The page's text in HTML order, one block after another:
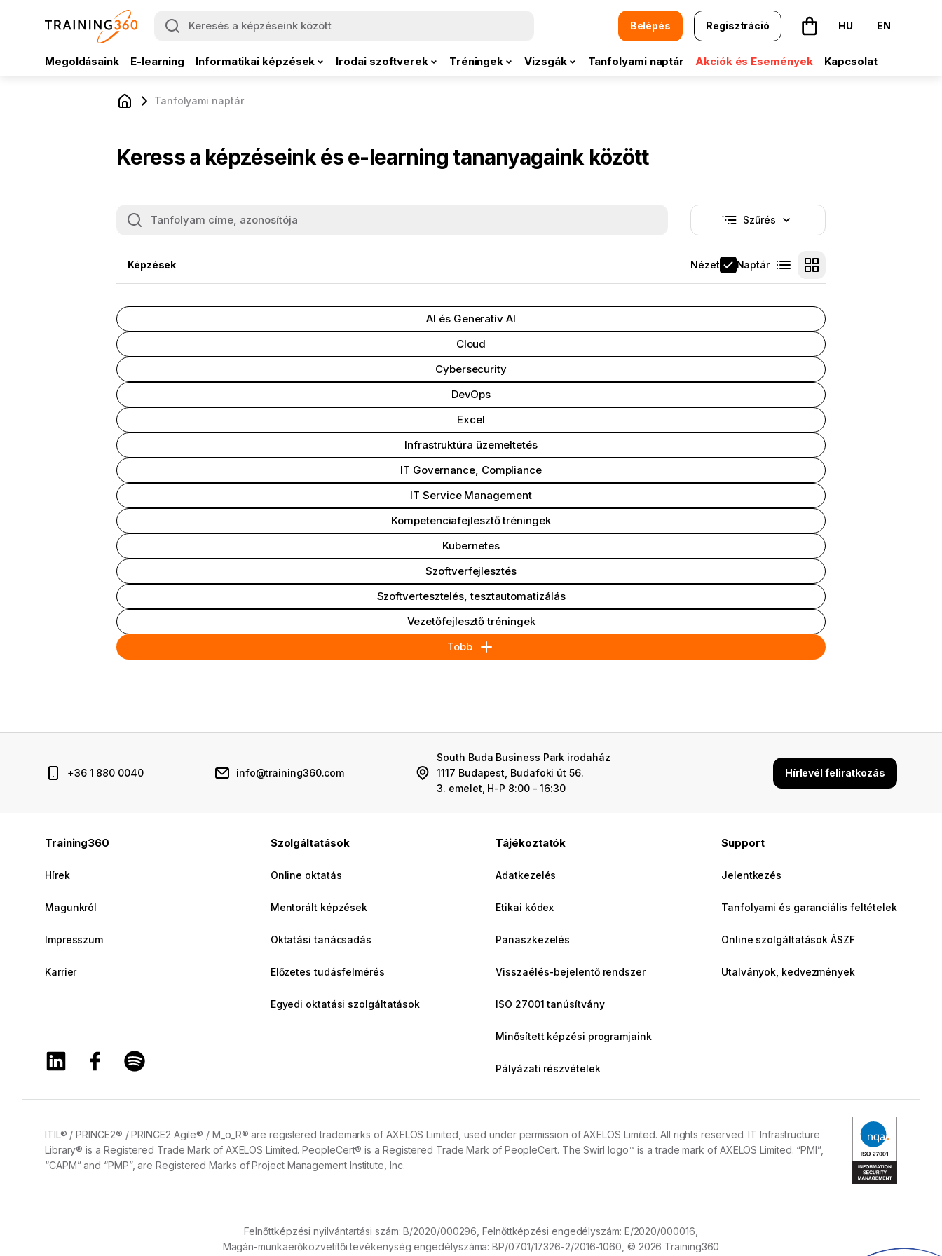
Belépés Regisztráció
A kosár üres
HU EN
Megoldásaink E-learning Informatikai képzések Irodai szoftverek Tréningek Vizsgák Tanfolyami naptár Akciók és Események Kapcsolat
Tanfolyami naptár
Keress a képzéseink és e-learning tananyagaink között
Képzések
Szűrés
Nincs aktív szűrő
Nézet Naptár
Lista nézetKártya nézet
AI és Generatív AI
Cloud
Cybersecurity
DevOps
Excel
Infrastruktúra üzemeltetés
IT Governance, Compliance
IT Service Management
Kompetenciafejlesztő tréningek
Kubernetes
Szoftverfejlesztés
Szoftvertesztelés, tesztautomatizálás
Vezetőfejlesztő tréningek
Több
+36 1 880 0040 info@training360.com
South Buda Business Park irodaház
1117 Budapest, Budafoki út 56.
3. emelet, H-P 8:00 - 16:30
Hírlevél feliratkozás
Training360
Hírek
Magunkról
Impresszum
Karrier
Szolgáltatások
Online oktatás
Mentorált képzések
Oktatási tanácsadás
Előzetes tudásfelmérés
Egyedi oktatási szolgáltatások
Tájékoztatók
Adatkezelés
Etikai kódex
Panaszkezelés
Visszaélés-bejelentő rendszer
ISO 27001 tanúsítvány
Minősített képzési programjaink
Pályázati részvételek
Support
Jelentkezés
Tanfolyami és garanciális feltételek
Online szolgáltatások ÁSZF
Utalványok, kedvezmények
A Training360 Linkedin oldala
A Training360 Facebook oldala
ITIL® / PRINCE2® / PRINCE2 Agile® / M_o_R® are registered trademarks of AXELOS Limited, used under permission of AXELOS Limited. All rights reserved. IT Infrastructure
Library® is a Registered Trade Mark of AXELOS Limited. PeopleCert® is a Registered Trade Mark of PeopleCert. The Swirl logo™ is a trade mark of AXELOS Limited. “PMI”,
“CAPM” and “PMP”, are Registered Marks of Project Management Institute, Inc.
Felnőttképzési nyilvántartási szám:B/2020/000296,Felnőttképzési engedélyszám: E/2020/000016,
Magán-munkaerőközvetítői tevékenység engedélyszáma:BP/0701/17326-2/2016-1060, © 2026 Training360